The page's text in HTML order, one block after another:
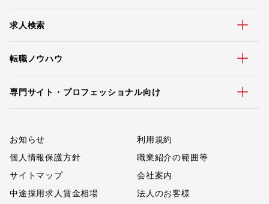
求人検索
転職ノウハウ
専門サイト・プロフェッショナル向け
お知らせ
利用規約
個人情報保護方針
職業紹介の範囲等
サイトマップ
会社案内
中途採用求人賃金相場
法人のお客様